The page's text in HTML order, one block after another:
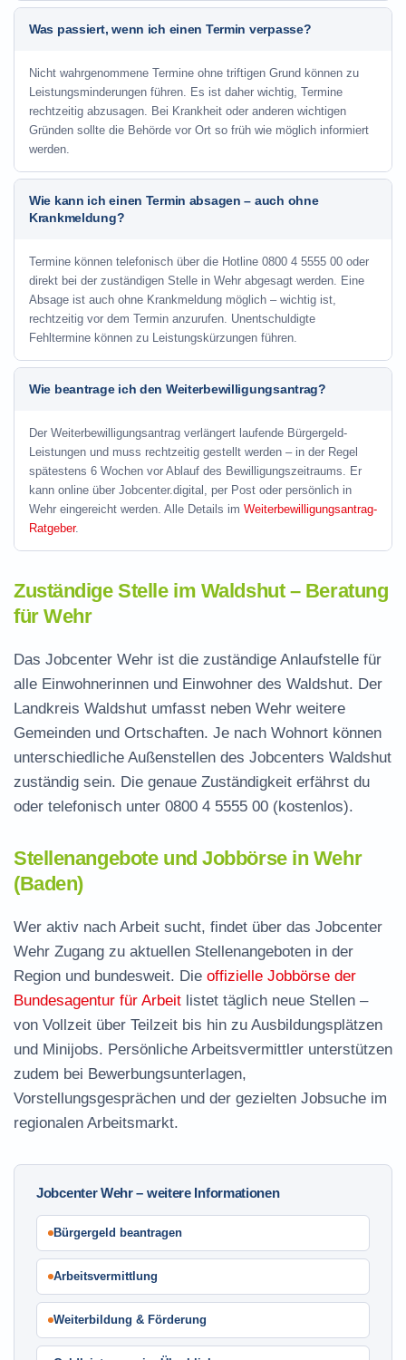
Was passiert, wenn ich einen Termin verpasse?
Nicht wahrgenommene Termine ohne triftigen Grund können zu
Leistungsminderungen führen. Es ist daher wichtig, Termine
rechtzeitig abzusagen. Bei Krankheit oder anderen wichtigen
Gründen sollte die Behörde vor Ort so früh wie möglich informiert
werden.
Wie kann ich einen Termin absagen – auch ohne
Krankmeldung?
Termine können telefonisch über die Hotline 0800 4 5555 00 oder
direkt bei der zuständigen Stelle in Wehr abgesagt werden. Eine
Absage ist auch ohne Krankmeldung möglich – wichtig ist,
rechtzeitig vor dem Termin anzurufen. Unentschuldigte
Fehltermine können zu Leistungskürzungen führen.
Wie beantrage ich den Weiterbewilligungsantrag?
Der Weiterbewilligungsantrag verlängert laufende Bürgergeld-
Leistungen und muss rechtzeitig gestellt werden – in der Regel
spätestens 6 Wochen vor Ablauf des Bewilligungszeitraums. Er
kann online über Jobcenter.digital, per Post oder persönlich in
Wehr eingereicht werden. Alle Details im Weiterbewilligungsantrag-
Ratgeber.
Zuständige Stelle im Waldshut – Beratung
für Wehr
Das Jobcenter Wehr ist die zuständige Anlaufstelle für
alle Einwohnerinnen und Einwohner des Waldshut. Der
Landkreis Waldshut umfasst neben Wehr weitere
Gemeinden und Ortschaften. Je nach Wohnort können
unterschiedliche Außenstellen des Jobcenters Waldshut
zuständig sein. Die genaue Zuständigkeit erfährst du
oder telefonisch unter 0800 4 5555 00 (kostenlos).
Stellenangebote und Jobbörse in Wehr
(Baden)
Wer aktiv nach Arbeit sucht, findet über das Jobcenter
Wehr Zugang zu aktuellen Stellenangeboten in der
Region und bundesweit. Die offizielle Jobbörse der
Bundesagentur für Arbeit listet täglich neue Stellen –
von Vollzeit über Teilzeit bis hin zu Ausbildungsplätzen
und Minijobs. Persönliche Arbeitsvermittler unterstützen
zudem bei Bewerbungsunterlagen,
Vorstellungsgesprächen und der gezielten Jobsuche im
regionalen Arbeitsmarkt.
Jobcenter Wehr – weitere Informationen
Bürgergeld beantragen
Arbeitsvermittlung
Weiterbildung & Förderung